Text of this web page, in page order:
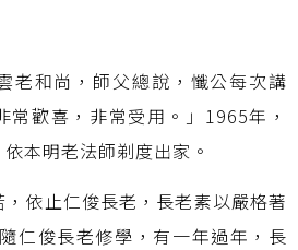
老和尚，師父總說，懺公每次講
常歡喜，非常受用。」1965年，
本明老法師剃度出家。
依止仁俊長老，長老素以嚴格著
仁俊長老修學，有一年過年，長